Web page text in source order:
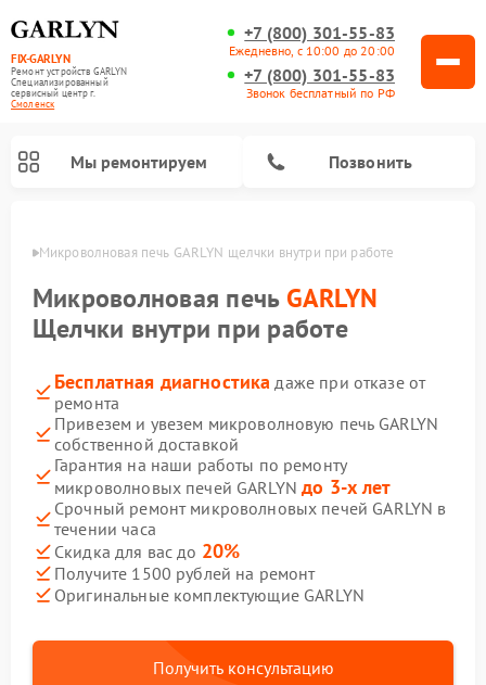
FIX-GARLYN
Ремонт устройств GARLYN
Специализированный
cервисный центр г.
Смоленск
+7 (800) 301-55-83
Ежедневно, с 10:00 до 20:00
+7 (800) 301-55-83
Звонок бесплатный по РФ
Мы ремонтируем Позвонить
Микроволновая печь GARLYN щелчки внутри при работе
Микроволновая печь GARLYN
Щелчки внутри при работе
Бесплатная диагностика даже при отказе от
ремонта
Привезем и увезем микроволновую печь GARLYN
собственной доставкой
Гарантия на наши работы по ремонту
микроволновых печей GARLYNдо 3-х лет
Срочный ремонт микроволновых печей GARLYN в
течении часа
Скидка для вас до 20%
Получите 1500 рублей на ремонт
Оригинальные комплектующие GARLYN
Получить консультацию